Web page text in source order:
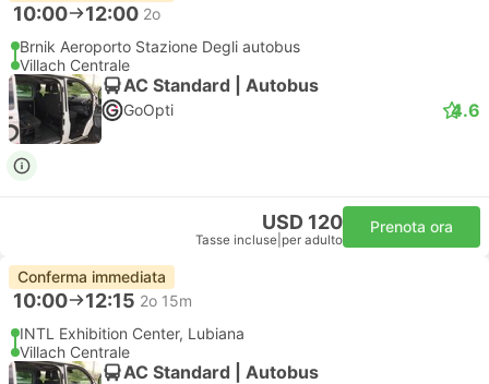
10:00 12:00 2o
Brnik Aeroporto Stazione Degli autobus
Villach Centrale
AC Standard | Autobus
GoOpti 4.6
USD 120
Tasse incluse per adulto
Prenota ora
Conferma immediata
10:00 12:15 2o 15m
INTL Exhibition Center, Lubiana
Villach Centrale
AC Standard | Autobus